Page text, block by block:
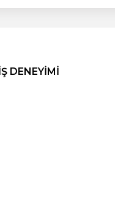
DENEYIMI